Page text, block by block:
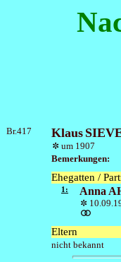
Br.417 Klaus
um 1907
Bemerkungen:
Ehegatten /
1: Anna
Eltern
nicht bekannt